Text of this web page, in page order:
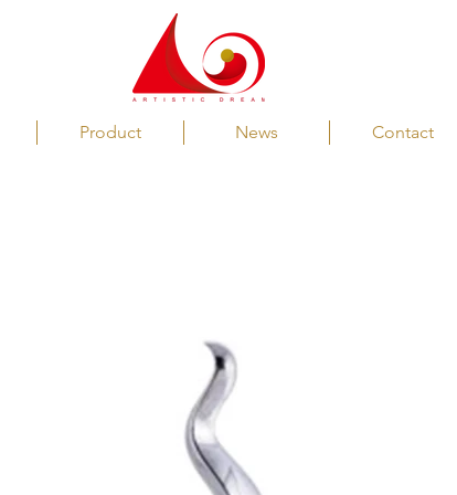
Product News Contact